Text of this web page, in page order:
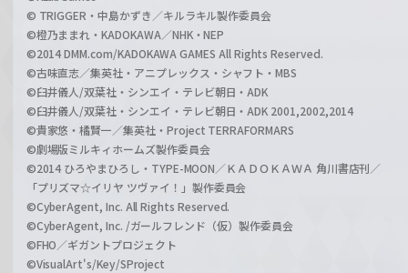
© TRIGGER・中島かずき／キルラキル製作委員会
©橙乃ままれ・KADOKAWA／NHK・NEP
©2014 DMM.com/KADOKAWA GAMES All Rights Reserved.
©古味直志／集英社・アニプレックス・シャフト・MBS
©臼井儀人/双葉社・シンエイ・テレビ朝日・ADK
©臼井儀人/双葉社・シンエイ・テレビ朝日・ADK 2001,2002,2014
©貴家悠・橘賢一／集英社・Project TERRAFORMARS
©劇場版ミルキィホームズ製作委員会
©2014 ひろやまひろし・TYPE-MOON／ＫＡＤＯＫＡＷＡ 角川書店刊／
「プリズマ☆イリヤ ツヴァイ！」製作委員会
©CyberAgent, Inc. All Rights Reserved.
©CyberAgent, Inc. /ガールフレンド（仮）製作委員会
©FHO／ギガントプロジェクト
©VisualArt's/Key/SProject